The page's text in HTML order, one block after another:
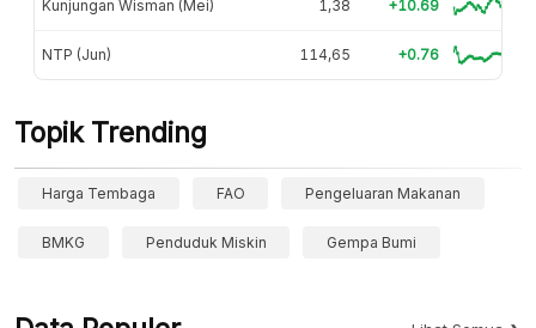
Kunjungan Wisman (Mei) 1,38 +10.69
NTP (Jun) 114,65 +0.76
Topik Trending
Harga Tembaga FAO Pengeluaran Makanan
BMKG Penduduk Miskin Gempa Bumi